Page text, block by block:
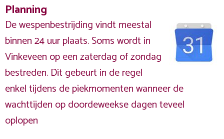
Planning
De wespenbestrijding vindt meestal
binnen 24 uur plaats. Soms wordt in
Vinkeveen op een zaterdag of zondag
bestreden. Dit gebeurt in de regel
enkel tijdens de piekmomenten wanneer de
wachttijden op doordeweekse dagen teveel
oplopen